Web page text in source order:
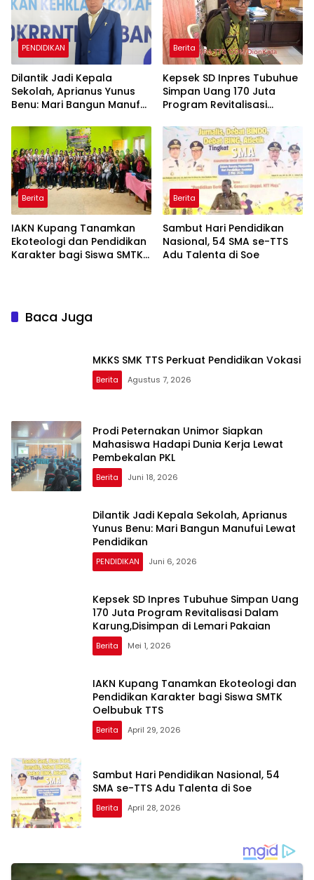
PENDIDIKAN
Dilantik Jadi Kepala
Sekolah, Aprianus Yunus
Benu: Mari Bangun Manufui
Berita
Kepsek SD Inpres Tubuhue
Simpan Uang 170 Juta
Program Revitalisasi
Lemari Pakaian
Berita
IAKN Kupang Tanamkan
Ekoteologi dan Pendidikan
Karakter bagi Siswa SMTK
Berita
Sambut Hari Pendidikan
Nasional, 54 SMA se-TTS
Adu Talenta di Soe
Baca Juga
MKKS SMK TTS Perkuat Pendidikan Vokasi
Berita Agustus 7, 2026
Prodi Peternakan Unimor Siapkan
Mahasiswa Hadapi Dunia Kerja Lewat
Pembekalan PKL
Berita Juni 18, 2026
Dilantik Jadi Kepala Sekolah, Aprianus
Yunus Benu: Mari Bangun Manufui Lewat
Pendidikan
PENDIDIKAN Juni 6, 2026
Kepsek SD Inpres Tubuhue Simpan Uang
170 Juta Program Revitalisasi Dalam
Karung,Disimpan di Lemari Pakaian
Berita Mei 1, 2026
IAKN Kupang Tanamkan Ekoteologi dan
Pendidikan Karakter bagi Siswa SMTK
Oelbubuk TTS
Berita April 29, 2026
Sambut Hari Pendidikan Nasional, 54
SMA se-TTS Adu Talenta di Soe
Berita April 28, 2026